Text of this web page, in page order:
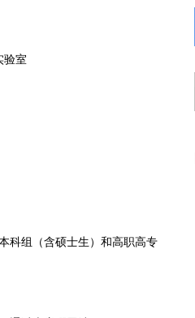
验室
科组（含硕士生）和高职高专